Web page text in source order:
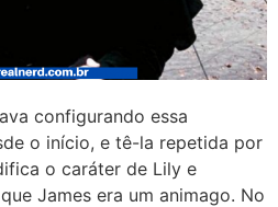
configurando essa
o início, e tê-la repetida por
o caráter de Lily e
James era um animago. No